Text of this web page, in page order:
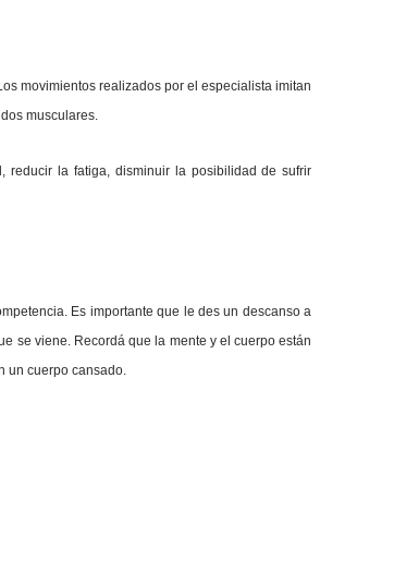
movimientos realizados por el especialista imitan
musculares.
reducir la fatiga, disminuir la posibilidad de sufrir
Es importante que le des un descanso a
se viene. Recordá que la mente y el cuerpo están
un cuerpo cansado.